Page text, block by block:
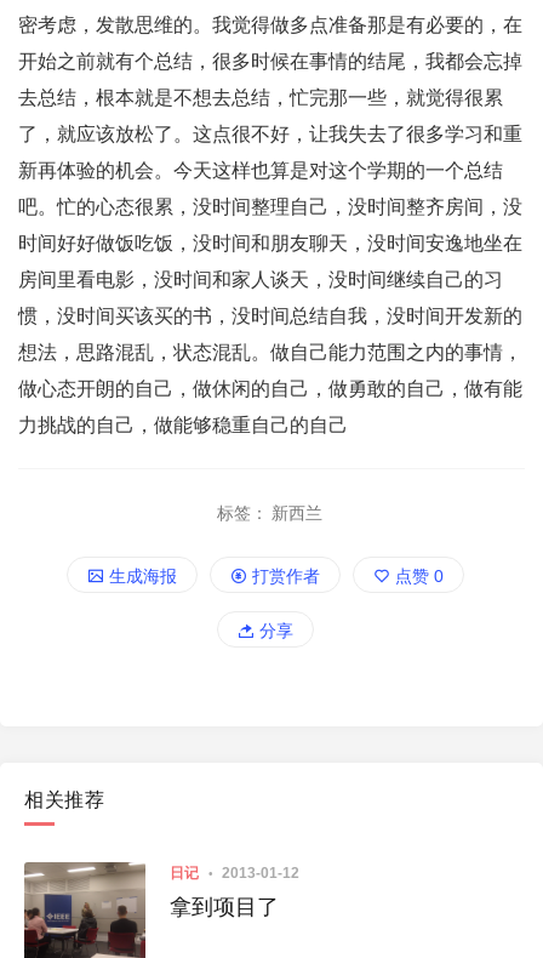
密考虑，发散思维的。我觉得做多点准备那是有必要的，在
开始之前就有个总结，很多时候在事情的结尾，我都会忘掉
去总结，根本就是不想去总结，忙完那一些，就觉得很累
了，就应该放松了。这点很不好，让我失去了很多学习和重
新再体验的机会。今天这样也算是对这个学期的一个总结
吧。忙的心态很累，没时间整理自己，没时间整齐房间，没
时间好好做饭吃饭，没时间和朋友聊天，没时间安逸地坐在
房间里看电影，没时间和家人谈天，没时间继续自己的习
惯，没时间买该买的书，没时间总结自我，没时间开发新的
想法，思路混乱，状态混乱。做自己能力范围之内的事情，
做心态开朗的自己，做休闲的自己，做勇敢的自己，做有能
力挑战的自己，做能够稳重自己的自己
标签： 新西兰
生成海报 打赏作者 点赞 0
分享
相关推荐
日记 2013-01-12
拿到项目了